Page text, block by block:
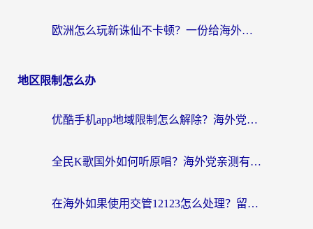
欧洲怎么玩新诛仙不卡顿？一份给海外游子的国服游戏畅玩指南
地区限制怎么办
优酷手机app地域限制怎么解除？海外党亲测有效的追剧方案
全民K歌国外如何听原唱？海外党亲测有效的回国加速器选择指南
在海外如果使用交管12123怎么处理？留学生亲测有效的回国加速方案